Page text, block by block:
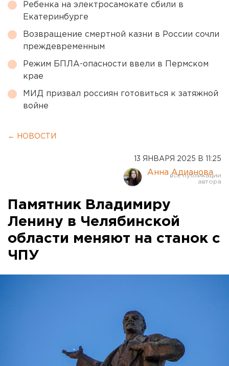
Ребенка на электросамокате сбили в
Екатеринбурге
Возвращение смертной казни в России сочли
преждевременным
Режим БПЛА-опасности ввели в Пермском
крае
МИД призвал россиян готовиться к затяжной
войне
← НОВОСТИ
13 ЯНВАРЯ 2025 В 11:25
Анна Адианова
Памятник Владимиру
Ленину в Челябинской
области меняют на станок с
ЧПУ